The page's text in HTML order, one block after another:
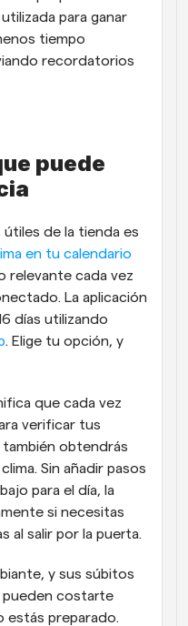
para ganar
tiempo
recordatorios
puede
útiles de la tienda es
en tu calendario
relevante cada vez
La aplicación
días utilizando
. Elige tu opción, y
que cada vez
verificar tus
obtendrás
Sin añadir pasos
para el día, la
si necesitas
al salir por la puerta.
y sus súbitos
pueden costarte
estás preparado.